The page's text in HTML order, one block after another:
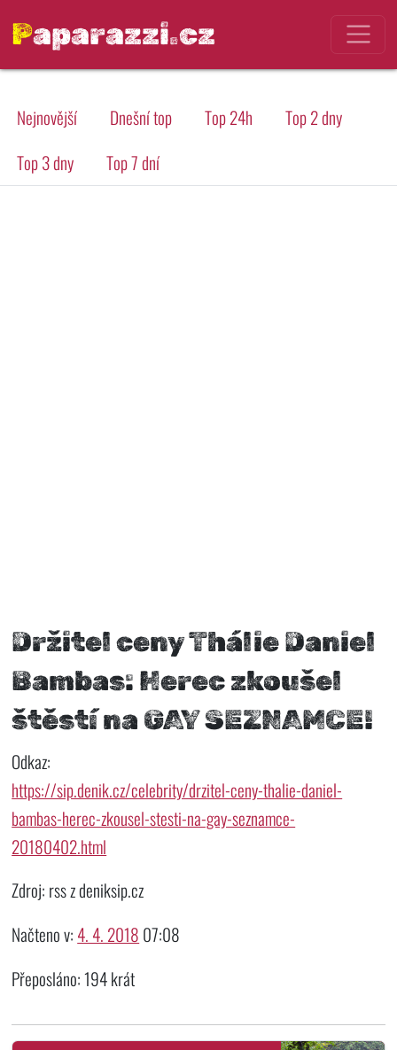
Paparazzi.cz
Nejnovější Dnešní top Top 24h
Top 2 dny
Top 3 dny
Top 7 dní
Držitel ceny Thálie Daniel
Bambas: Herec zkoušel
štěstí na GAY SEZNAMCE!
Odkaz:
https://sip.denik.cz/celebrity/drzitel-ceny-thalie-daniel-
bambas-herec-zkousel-stesti-na-gay-seznamce-
20180402.html
Zdroj: rss z deniksip.cz
Načteno v: 4. 4. 2018 07:08
Přeposláno: 194 krát